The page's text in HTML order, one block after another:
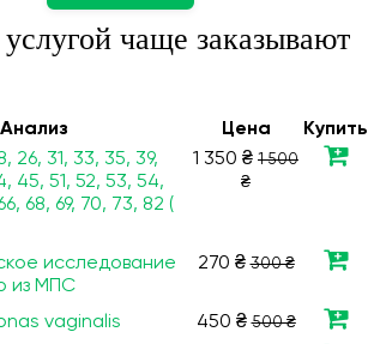
чаще заказывают
Анализ Цена
Купить
26, 31, 33, 35, 39,
45, 51, 52, 53, 54,
68, 69, 70, 73, 82 (
1 350 ₴ 1 500
₴
исследование
из МПС
270 ₴300 ₴
vaginalis 450 ₴500 ₴